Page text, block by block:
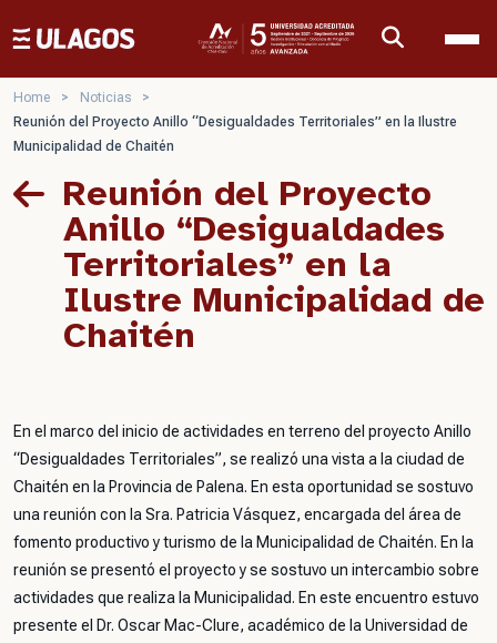
Ulagos Template
Home > Noticias
>
Reunión del Proyecto Anillo “Desigualdades Territoriales” en la Ilustre
Municipalidad de Chaitén
Reunión del Proyecto
Anillo “Desigualdades
Territoriales” en la
Ilustre Municipalidad de
Chaitén
En el marco del inicio de actividades en terreno del proyecto Anillo
“Desigualdades Territoriales”, se realizó una vista a la ciudad de
Chaitén en la Provincia de Palena. En esta oportunidad se sostuvo
una reunión con la Sra. Patricia Vásquez, encargada del área de
fomento productivo y turismo de la Municipalidad de Chaitén. En la
reunión se presentó el proyecto y se sostuvo un intercambio sobre
actividades que realiza la Municipalidad. En este encuentro estuvo
presente el Dr. Oscar Mac-Clure, académico de la Universidad de